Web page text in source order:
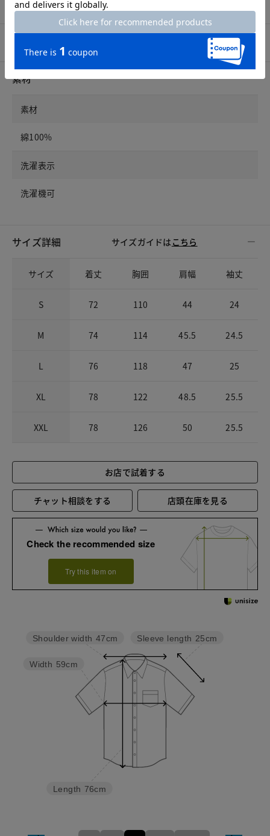
素材
素材
綿100%
洗濯表示
洗濯機可
サイズ詳細 サイズガイドは こちら
サイズ 着丈 胸囲 肩幅 袖丈
S 72 110 44 24
M 74 114 45.5 24.5
L 76 118 47 25
XL 78 122 48.5 25.5
XXL 78 126 50 25.5
お店で試着する
チャット相談をする 店頭在庫を見る
Check the recommended size
Try this item on
Sleeve length 25cm
Length 76cm
Width 59cm
Shoulder width 47cm